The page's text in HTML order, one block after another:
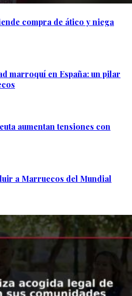
compra de ático y niega
marroquí en España: un pilar
aumentan tensiones con
a Marruecos del Mundial